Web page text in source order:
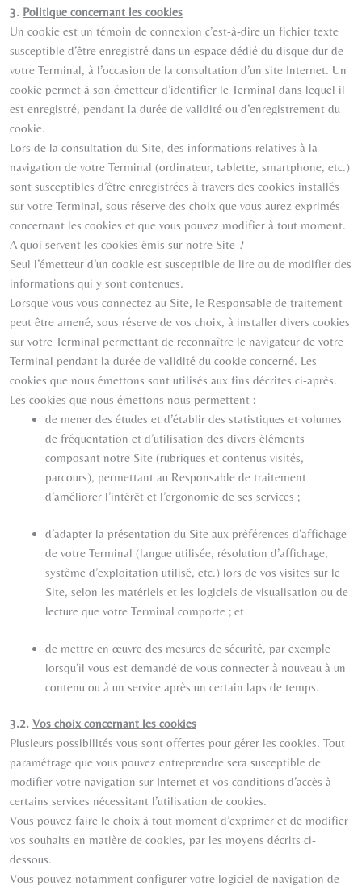
3. Politique concernant les cookies
Un cookie est un témoin de connexion c’est-à-dire un fichier texte
susceptible d’être enregistré dans un espace dédié du disque dur de
votre Terminal, à l’occasion de la consultation d’un site Internet. Un
cookie permet à son émetteur d’identifier le Terminal dans lequel il
est enregistré, pendant la durée de validité ou d’enregistrement du
cookie.
Lors de la consultation du Site, des informations relatives à la
navigation de votre Terminal (ordinateur, tablette, smartphone, etc.)
sont susceptibles d’être enregistrées à travers des cookies installés
sur votre Terminal, sous réserve des choix que vous aurez exprimés
concernant les cookies et que vous pouvez modifier à tout moment.
A quoi servent les cookies émis sur notre Site ?
Seul l’émetteur d’un cookie est susceptible de lire ou de modifier des
informations qui y sont contenues.
Lorsque vous vous connectez au Site, le Responsable de traitement
peut être amené, sous réserve de vos choix, à installer divers cookies
sur votre Terminal permettant de reconnaître le navigateur de votre
Terminal pendant la durée de validité du cookie concerné. Les
cookies que nous émettons sont utilisés aux fins décrites ci-après.
Les cookies que nous émettons nous permettent :
de mener des études et d’établir des statistiques et volumes
de fréquentation et d’utilisation des divers éléments
composant notre Site (rubriques et contenus visités,
parcours), permettant au Responsable de traitement
d’améliorer l’intérêt et l’ergonomie de ses services ;
d’adapter la présentation du Site aux préférences d’affichage
de votre Terminal (langue utilisée, résolution d’affichage,
système d’exploitation utilisé, etc.) lors de vos visites sur le
Site, selon les matériels et les logiciels de visualisation ou de
lecture que votre Terminal comporte ; et
de mettre en œuvre des mesures de sécurité, par exemple
lorsqu’il vous est demandé de vous connecter à nouveau à un
contenu ou à un service après un certain laps de temps.
3.2. Vos choix concernant les cookies
Plusieurs possibilités vous sont offertes pour gérer les cookies. Tout
paramétrage que vous pouvez entreprendre sera susceptible de
modifier votre navigation sur Internet et vos conditions d’accès à
certains services nécessitant l’utilisation de cookies.
Vous pouvez faire le choix à tout moment d’exprimer et de modifier
vos souhaits en matière de cookies, par les moyens décrits ci-
dessous.
Vous pouvez notamment configurer votre logiciel de navigation de